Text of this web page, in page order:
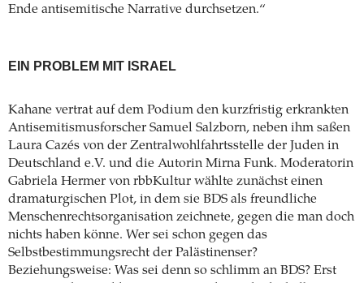
Ende antisemitische Narrative durchsetzen.“
EIN PROBLEM MIT ISRAEL
Kahane vertrat auf dem Podium den kurzfristig erkrankten
Antisemitismusforscher Samuel Salzborn, neben ihm saßen
Laura Cazés von der Zentralwohlfahrtsstelle der Juden in
Deutschland e.V. und die Autorin Mirna Funk. Moderatorin
Gabriela Hermer von rbbKultur wählte zunächst einen
dramaturgischen Plot, in dem sie BDS als freundliche
Menschenrechtsorganisation zeichnete, gegen die man doch
nichts haben könne. Wer sei schon gegen das
Selbstbestimmungsrecht der Palästinenser?
Beziehungsweise: Was sei denn so schlimm an BDS? Erst